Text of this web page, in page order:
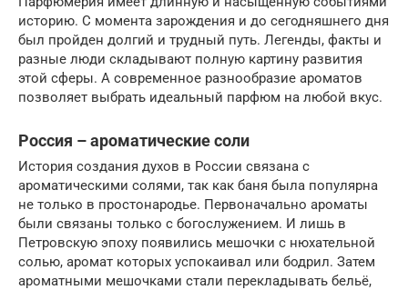
историю. С момента зарождения и до сегодняшнего дня
был пройден долгий и трудный путь. Легенды, факты и
разные люди складывают полную картину развития
этой сферы. А современное разнообразие ароматов
позволяет выбрать идеальный парфюм на любой вкус.
Россия – ароматические соли
История создания духов в России связана с
ароматическими солями, так как баня была популярна
не только в простонародье. Первоначально ароматы
были связаны только с богослужением. И лишь в
Петровскую эпоху появились мешочки с нюхательной
солью, аромат которых успокаивал или бодрил. Затем
ароматными мешочками стали перекладывать бельё,